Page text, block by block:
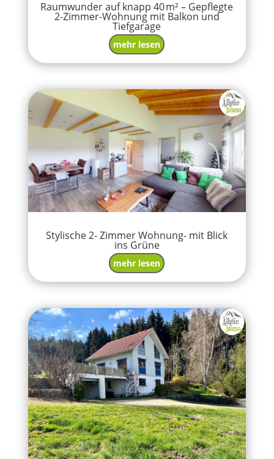
Raumwunder auf knapp 40 m² – Gepflegte
2-Zimmer-Wohnung mit Balkon und
Tiefgarage
mehr lesen
Stylische 2- Zimmer Wohnung- mit Blick
ins Grüne
mehr lesen